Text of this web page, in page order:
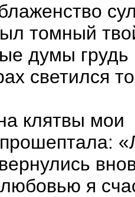
томный
думы
светился
клятвы мои
я